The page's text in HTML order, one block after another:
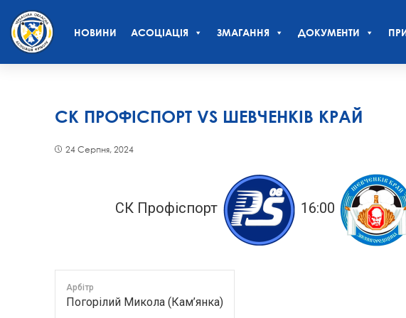
НОВИНИ АСОЦІАЦІЯ ЗМАГАННЯ ДОКУМЕНТИ
СК ПРОФІСПОРТ VS ШЕВЧЕНКІВ КРАЙ
24 Серпня, 2024
СК Профіспорт 16:00
Арбітр
Погорілий Микола (Кам’янка)